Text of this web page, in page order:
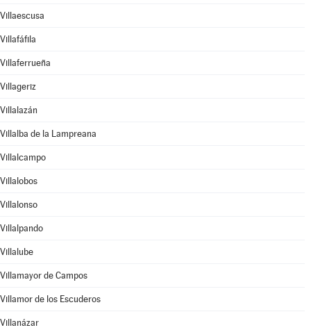
Villaescusa
Villafáfila
Villaferrueña
Villageriz
Villalazán
Villalba de la Lampreana
Villalcampo
Villalobos
Villalonso
Villalpando
Villalube
Villamayor de Campos
Villamor de los Escuderos
Villanázar